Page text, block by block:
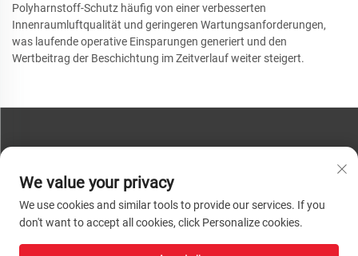
Polyharnstoff-Schutz häufig von einer verbesserten
Innenraumluftqualität und geringeren Wartungsanforderungen,
was laufende operative Einsparungen generiert und den
Wertbeitrag der Beschichtung im Zeitverlauf weiter steigert.
Telefon:+86-13793890209
Tel.:+86-13793890209
We value your privacy
We use cookies and similar tools to provide our services. If you
don't want to accept all cookies, click Personalize cookies.